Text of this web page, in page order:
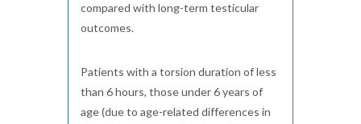
compared with long-term testicular
outcomes.
Patients with a torsion duration of less
than 6 hours, those under 6 years of
age (due to age-related differences in